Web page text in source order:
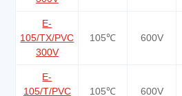
E-
105/TX/PVC
300V
105℃ 600V
E-
105/T/PVC
105℃ 600V